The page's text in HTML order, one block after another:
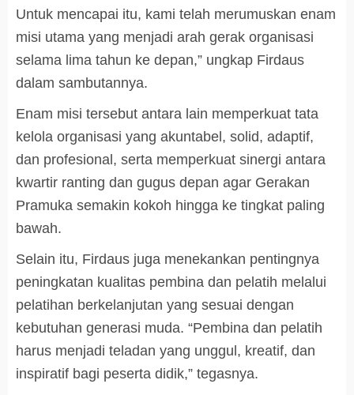
Untuk mencapai itu, kami telah merumuskan enam
misi utama yang menjadi arah gerak organisasi
selama lima tahun ke depan,” ungkap Firdaus
dalam sambutannya.
Enam misi tersebut antara lain memperkuat tata
kelola organisasi yang akuntabel, solid, adaptif,
dan profesional, serta memperkuat sinergi antara
kwartir ranting dan gugus depan agar Gerakan
Pramuka semakin kokoh hingga ke tingkat paling
bawah.
Selain itu, Firdaus juga menekankan pentingnya
peningkatan kualitas pembina dan pelatih melalui
pelatihan berkelanjutan yang sesuai dengan
kebutuhan generasi muda. “Pembina dan pelatih
harus menjadi teladan yang unggul, kreatif, dan
inspiratif bagi peserta didik,” tegasnya.